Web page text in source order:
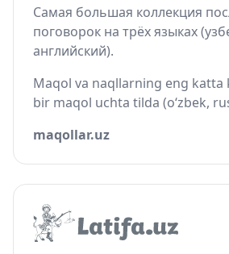
Самая большая коллекция
поговорок на трёх языках
английский).
Maqol va naqllarning eng katta
bir maqol uchta tilda (o‘zbek,
maqollar.uz